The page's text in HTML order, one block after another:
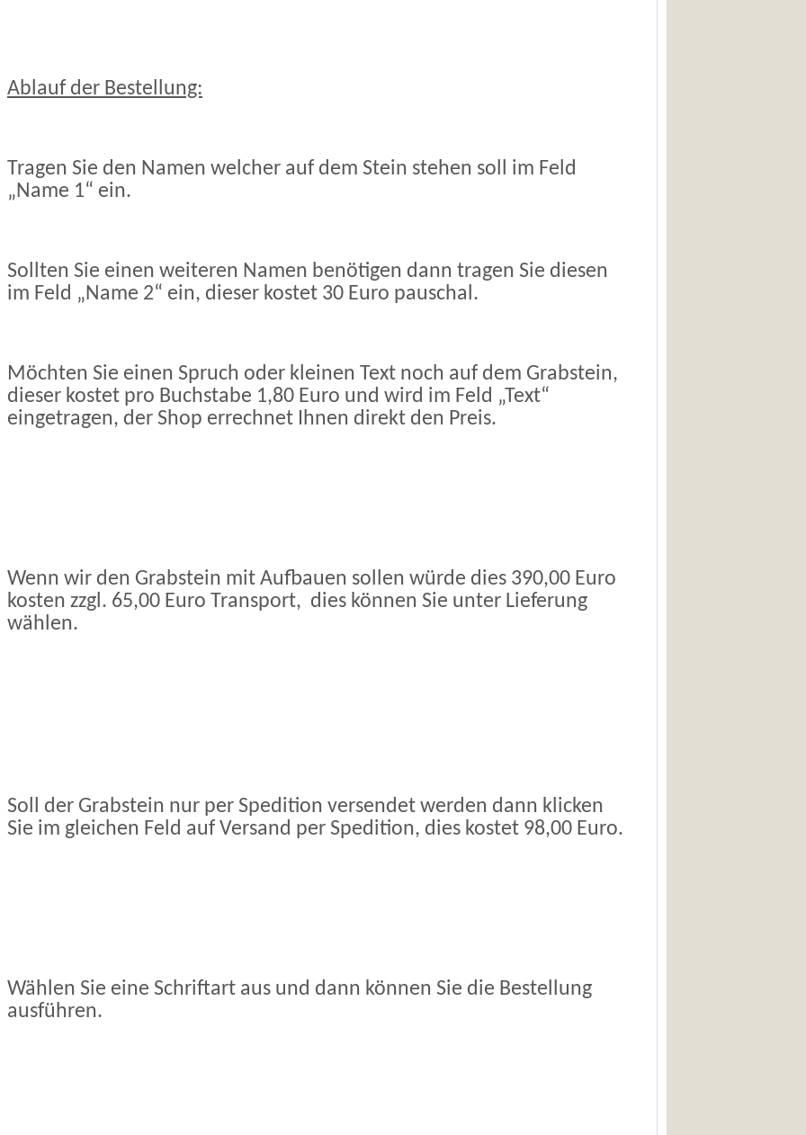
Ablauf der Bestellung:
Tragen Sie den Namen welcher auf dem Stein stehen soll im Feld
„Name 1“ ein.
Sollten Sie einen weiteren Namen benötigen dann tragen Sie diesen
im Feld „Name 2“ ein, dieser kostet 30 Euro pauschal.
Möchten Sie einen Spruch oder kleinen Text noch auf dem Grabstein,
dieser kostet pro Buchstabe 1,80 Euro und wird im Feld „Text“
eingetragen, der Shop errechnet Ihnen direkt den Preis.
Wenn wir den Grabstein mit Aufbauen sollen würde dies 390,00 Euro
kosten zzgl. 65,00 Euro Transport, dies können Sie unter Lieferung
wählen.
Soll der Grabstein nur per Spedition versendet werden dann klicken
Sie im gleichen Feld auf Versand per Spedition, dies kostet 98,00 Euro.
Wählen Sie eine Schriftart aus und dann können Sie die Bestellung
ausführen.